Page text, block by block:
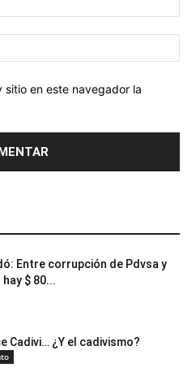
sitio en este navegador la
Entre corrupción de Pdvsa y
$ 80...
Cadivi… ¿Y el cadivismo?